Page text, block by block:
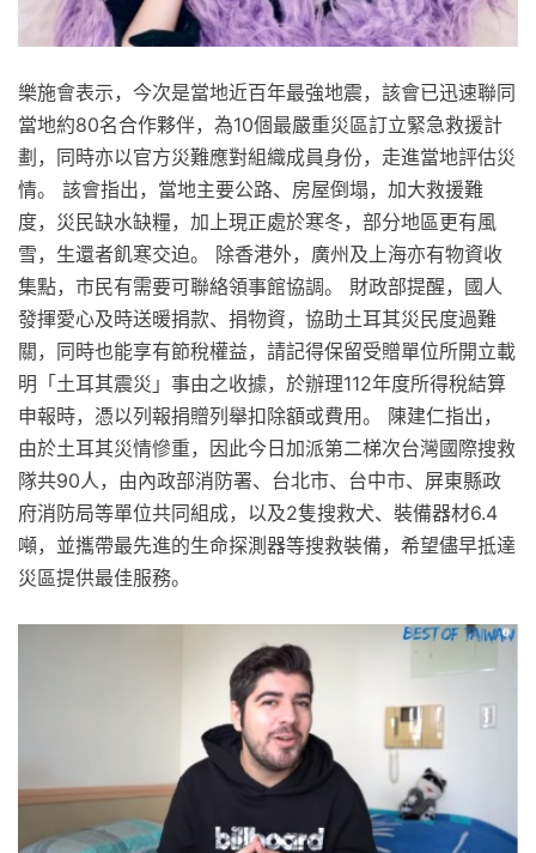
樂施會表示，今次是當地近百年最強地震，該會已迅速聯同
當地約80名合作夥伴，為10個最嚴重災區訂立緊急救援計
劃，同時亦以官方災難應對組織成員身份，走進當地評估災
情。 該會指出，當地主要公路、房屋倒塌，加大救援難
度，災民缺水缺糧，加上現正處於寒冬，部分地區更有風
雪，生還者飢寒交迫。 除香港外，廣州及上海亦有物資收
集點，市民有需要可聯絡領事館協調。 財政部提醒，國人
發揮愛心及時送暖捐款、捐物資，協助土耳其災民度過難
關，同時也能享有節稅權益，請記得保留受贈單位所開立載
明「土耳其震災」事由之收據，於辦理112年度所得稅結算
申報時，憑以列報捐贈列舉扣除額或費用。 陳建仁指出，
由於土耳其災情慘重，因此今日加派第二梯次台灣國際搜救
隊共90人，由內政部消防署、台北市、台中市、屏東縣政
府消防局等單位共同組成，以及2隻搜救犬、裝備器材6.4
噸，並攜帶最先進的生命探測器等搜救裝備，希望儘早抵達
災區提供最佳服務。